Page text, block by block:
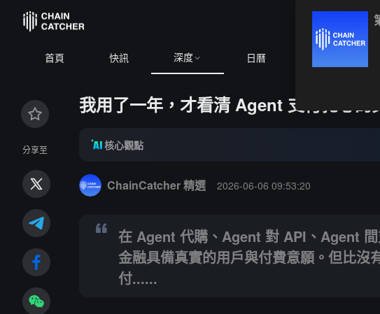
首頁 快訊 深度 日曆
分享至
我用了一年，才看清 Agent 支付扎心的
核心觀點
在 Agent 代購、Agent 對 API、Agent 間支付和 Agent
ChainCatcher 精選 2026-06-06 09:53:20
在 Agent 代購、Agent 對 API、Agent
金融具備真實的用戶與付費意願。但比沒
付......